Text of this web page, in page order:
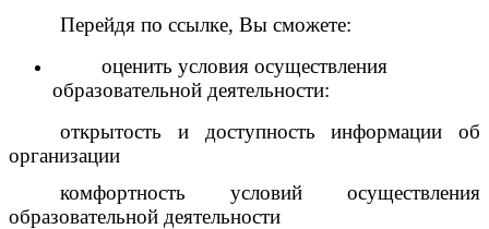
Перейдя по ссылке, Вы сможете:
оценить условия осуществления
образовательной деятельности:
открытость и доступность информации об
организации
комфортность условий осуществления
образовательной деятельности